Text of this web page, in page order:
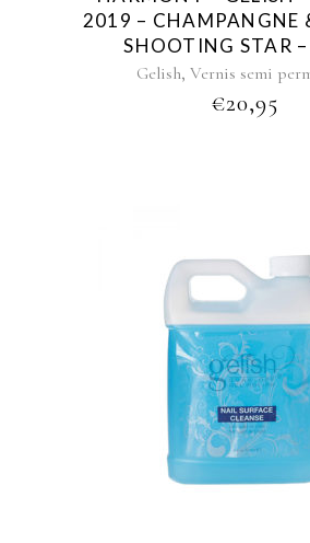
2019 – CHAMPANGNE
SHOOTING STAR
Gelish, Vernis semi
€20,95